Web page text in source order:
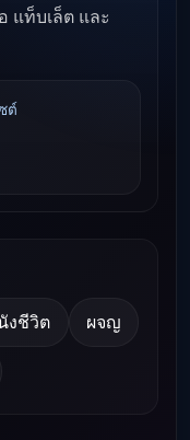
แท็บเล็ต และ
ต์
งชีวิต ผจญ